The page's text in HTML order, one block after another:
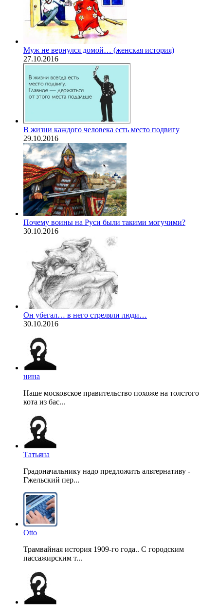
Муж не вернулся домой… (женская история)
27.10.2016
В жизни каждого человека есть место подвигу
29.10.2016
Почему воины на Руси были такими могучими?
30.10.2016
Он убегал… в него стреляли люди…
30.10.2016
нина
Наше московское правительство похоже на толстого
кота из бас...
Татьяна
Градоначальнику надо предложить альтернативу -
Гжельский пер...
Otto
Трамвайная история 1909-го года.. С городским
пассажирским т...